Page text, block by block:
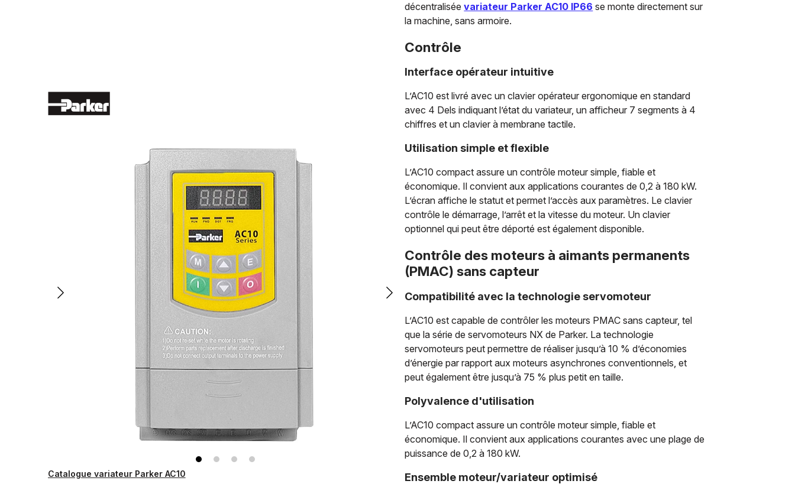
Catalogue variateur Parker AC10
décentraliséevariateur Parker AC10 IP66 se monte directement sur
la machine, sans armoire.
Contrôle
Interface opérateur intuitive
L’AC10 est livré avec un clavier opérateur ergonomique en standard
avec 4 Dels indiquant l’état du variateur, un afficheur 7 segments à 4
chiffres et un clavier à membrane tactile.
Utilisation simple et flexible
L’AC10 compact assure un contrôle moteur simple, fiable et
économique. Il convient aux applications courantes de 0,2 à 180 kW.
L’écran affiche le statut et permet l’accès aux paramètres. Le clavier
contrôle le démarrage, l’arrêt et la vitesse du moteur. Un clavier
optionnel qui peut être déporté est également disponible.
Contrôle des moteurs à aimants permanents
(PMAC) sans capteur
Compatibilité avec la technologie servomoteur
L’AC10 est capable de contrôler les moteurs PMAC sans capteur, tel
que la série de servomoteurs NX de Parker. La technologie
servomoteurs peut permettre de réaliser jusqu’à 10 % d’économies
d’énergie par rapport aux moteurs asynchrones conventionnels, et
peut également être jusqu’à 75 % plus petit en taille.
Polyvalence d'utilisation
L’AC10 compact assure un contrôle moteur simple, fiable et
économique. Il convient aux applications courantes avec une plage de
puissance de 0,2 à 180 kW.
Ensemble moteur/variateur optimisé